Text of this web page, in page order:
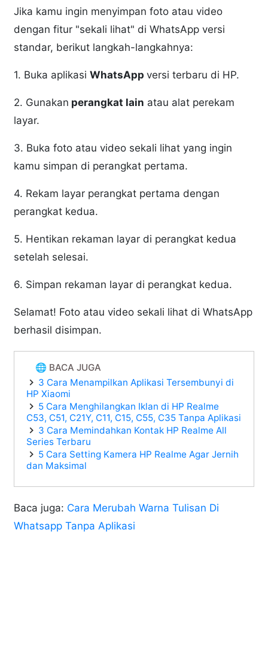
Jika kamu ingin menyimpan foto atau video
dengan fitur "sekali lihat" di WhatsApp versi
standar, berikut langkah-langkahnya:
1. Buka aplikasiWhatsAppversi terbaru di HP.
2. Gunakan perangkat lain atau alat perekam
layar.
3. Buka foto atau video sekali lihat yang ingin
kamu simpan di perangkat pertama.
4. Rekam layar perangkat pertama dengan
perangkat kedua.
5. Hentikan rekaman layar di perangkat kedua
setelah selesai.
6. Simpan rekaman layar di perangkat kedua.
Selamat! Foto atau video sekali lihat di WhatsApp
berhasil disimpan.
🌐 BACA JUGA
3 Cara Menampilkan Aplikasi Tersembunyi di
HP Xiaomi
5 Cara Menghilangkan Iklan di HP Realme
C53, C51, C21Y, C11, C15, C55, C35 Tanpa Aplikasi
3 Cara Memindahkan Kontak HP Realme All
Series Terbaru
5 Cara Setting Kamera HP Realme Agar Jernih
dan Maksimal
Baca juga: Cara Merubah Warna Tulisan Di
Whatsapp Tanpa Aplikasi